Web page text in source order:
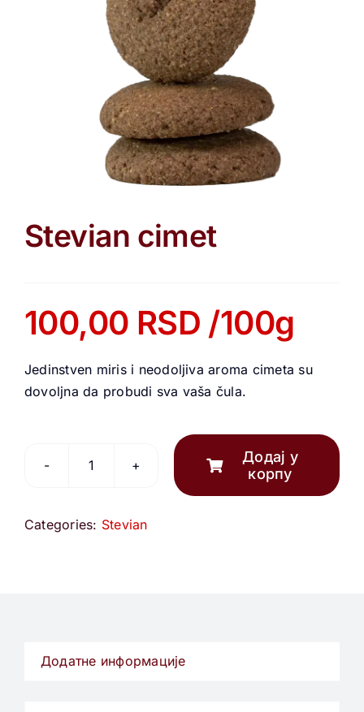
Stevian cimet
100,00 RSD /100g
Jedinstven miris i neodoljiva aroma cimeta su
dovoljna da probudi sva vaša čula.
Stevian
количина
Додај у
корпу
Categories: Stevian
Додатне информације